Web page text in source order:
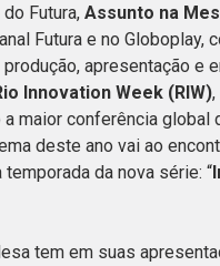
Futura, Assunto na
Futura e no Globoplay,
apresentação e
Innovation Week (RIW)
maior conferência global
deste ano vai ao
da nova série: “
tem em suas